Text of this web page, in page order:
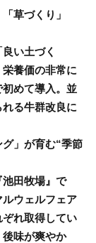
草づくり」
い土づく
養価の非常に
めて導入。並
る牛群改良に
」が育む“季節
田牧場』で
ウェルフェア
ぞれ取得してい
後味が爽やか